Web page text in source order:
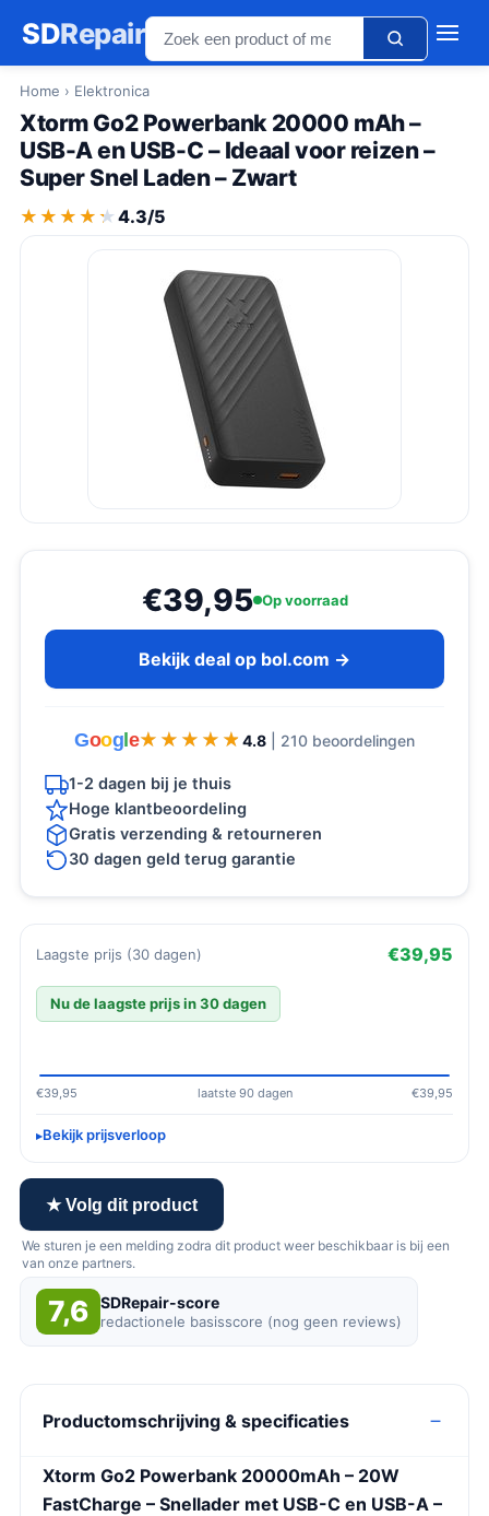
SDRepair
Home › Elektronica
Xtorm Go2 Powerbank 20000 mAh –
USB-A en USB-C – Ideaal voor reizen –
Super Snel Laden – Zwart
★★★★★
★★★★★ 4.3/5
€39,95 Op voorraad
Bekijk deal op bol.com →
Goog e★★★★★
★★★★★ 4.8 | 210 beoordelingen
1-2 dagen bij je thuis
Hoge klantbeoordeling
Gratis verzending & retourneren
30 dagen geld terug garantie
Laagste prijs (30 dagen) €39,95
Nu de laagste prijs in 30 dagen
€39,95 laatste 90 dagen €39,95
Bekijk prijsverloop
★ Volg dit product
We sturen je een melding zodra dit product weer beschikbaar is bij een
van onze partners.
7,6 SDRepair-score
redactionele basisscore (nog geen reviews)
Productomschrijving & specificaties
Xtorm Go2 Powerbank 20000mAh – 20W
FastCharge – Snellader met USB-C en USB-A –